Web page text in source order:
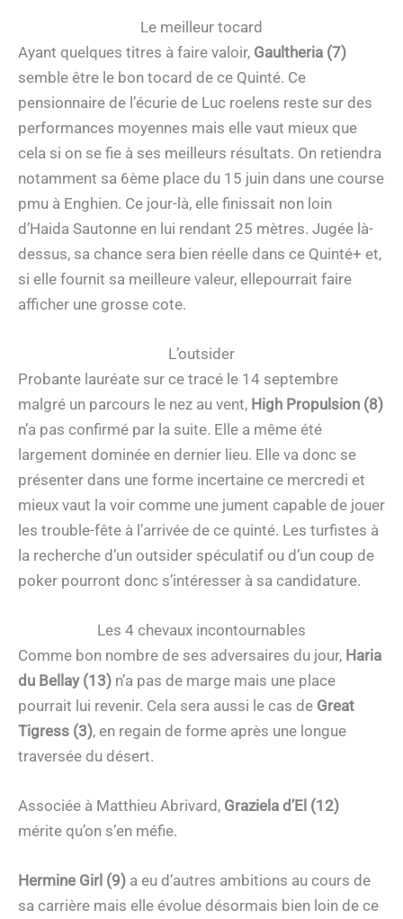
Le meilleur tocard
Ayant quelques titres à faire valoir, Gaultheria (7)
semble être le bon tocard de ce Quinté. Ce
pensionnaire de l’écurie de Luc roelens reste sur des
performances moyennes mais elle vaut mieux que
cela si on se fie à ses meilleurs résultats. On retiendra
notamment sa 6ème place du 15 juin dans une course
pmu à Enghien. Ce jour-là, elle finissait non loin
d’Haida Sautonne en lui rendant 25 mètres. Jugée là-
dessus, sa chance sera bien réelle dans ce Quinté+ et,
si elle fournit sa meilleure valeur, ellepourrait faire
afficher une grosse cote.
L’outsider
Probante lauréate sur ce tracé le 14 septembre
malgré un parcours le nez au vent, High Propulsion (8)
n’a pas confirmé par la suite. Elle a même été
largement dominée en dernier lieu. Elle va donc se
présenter dans une forme incertaine ce mercredi et
mieux vaut la voir comme une jument capable de jouer
les trouble-fête à l’arrivée de ce quinté. Les turfistes à
la recherche d’un outsider spéculatif ou d’un coup de
poker pourront donc s’intéresser à sa candidature.
Les 4 chevaux incontournables
Comme bon nombre de ses adversaires du jour, Haria
du Bellay (13) n’a pas de marge mais une place
pourrait lui revenir. Cela sera aussi le cas de Great
Tigress (3), en regain de forme après une longue
traversée du désert.
Associée à Matthieu Abrivard, Graziela d’El (12)
mérite qu’on s’en méfie.
Hermine Girl (9) a eu d’autres ambitions au cours de
sa carrière mais elle évolue désormais bien loin de ce